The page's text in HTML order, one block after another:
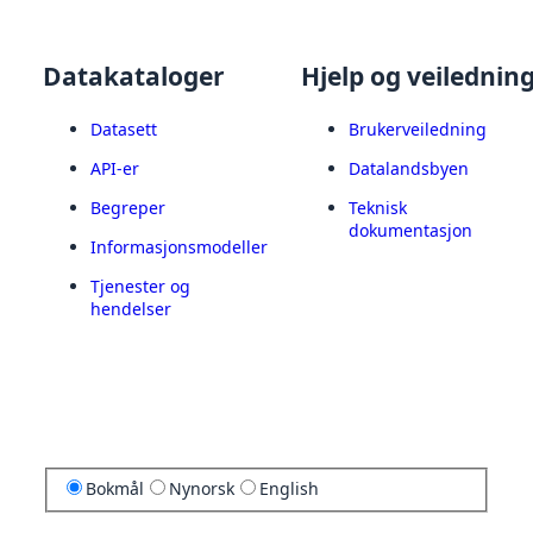
Datakataloger
Datasett
API-er
Begreper
Informasjonsmodeller
Tjenester og
hendelser
Hjelp og
Brukerveiledning
Datalandsbyen
Teknisk
dokumentasjon
Bokmål Nynorsk English